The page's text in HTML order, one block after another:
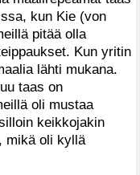
kun Kie (von
pitää olla
Kun yritin
lähti mukana.
taas on
oli mustaa
keikkojakin
mikä oli kyllä